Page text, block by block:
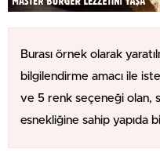
Burası örnek olarak
bilgilendirme amacı ile
ve 5 renk seçeneği olan,
esnekliğine sahip yapıda